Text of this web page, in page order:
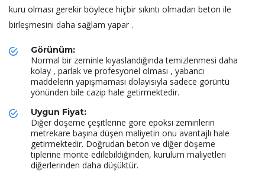
kuru olması gerekir böylece hiçbir sıkıntı olmadan beton ile
birleşmesini daha sağlam yapar .
Görünüm:
Normal bir zeminle kıyaslandığında temizlenmesi daha
kolay , parlak ve profesyonel olması , yabancı
maddelerin yapışmaması dolayısıyla sadece görüntü
yönünden bile cazip hale getirmektedir.
Uygun Fiyat:
Diğer döşeme çeşitlerine göre epoksi zeminlerin
metrekare başına düşen maliyetin onu avantajlı hale
getirmektedir. Doğrudan beton ve diğer döşeme
tiplerine monte edilebildiğinden, kurulum maliyetleri
diğerlerinden daha düşüktür.